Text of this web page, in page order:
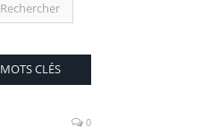
MOTS CLÉS
0